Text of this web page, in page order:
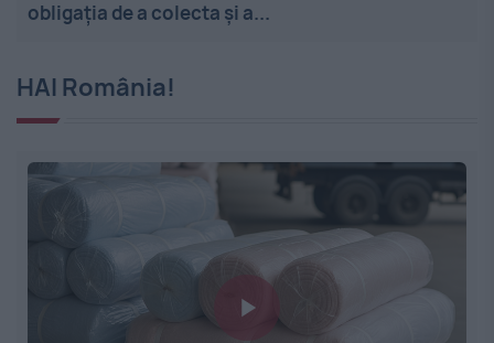
obligația de a colecta și a...
HAI România!